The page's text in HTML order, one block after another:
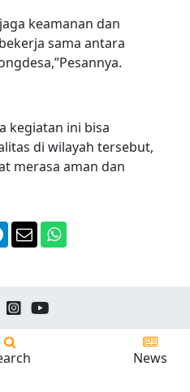
keamanan dan
sama antara
kegiatan ini bisa
di wilayah tersebut,
merasa aman dan
EmailWhatsApp
News